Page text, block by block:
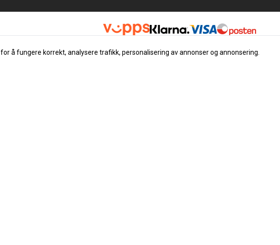
å fungere korrekt, analysere trafikk, personalisering av annonser og annonsering.